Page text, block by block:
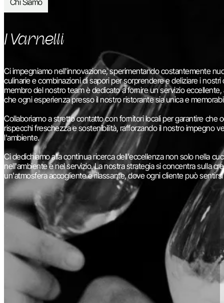
I Varnelli
Ci impegniamo nell'innovazione, sperimentando costantemente
culinarie e combinazioni di sapori per sorprendere e deliziare i nostri
membro del nostro team è dedicato a fornire un servizio
che ogni esperienza presso il nostro ristorante sia unica e
Collaboriamo a stretto contatto con fornitori locali per garantire che
rispecchi freschezza e sostenibilità, rafforzando il nostro impegno
l'ambiente.
Ci dedichiamo alla continua ricerca dell'eccellenza non solo nella
nell'ambiente e nel servizio. La nostra strategia si concentra sulla
un'atmosfera accogliente e rilassante, dove ogni cliente può sentirsi